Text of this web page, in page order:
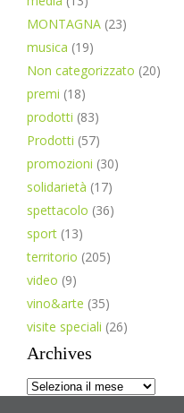
MONTAGNA (23)
musica (19)
Non categorizzato (20)
premi (18)
prodotti (83)
Prodotti (57)
promozioni (30)
solidarietà (17)
spettacolo (36)
sport (13)
territorio (205)
video (9)
vino&arte (35)
visite speciali (26)
Archives
Archives